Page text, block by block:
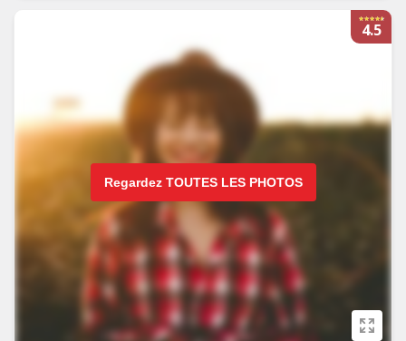
Regardez TOUTES LES PHOTOS
4.5